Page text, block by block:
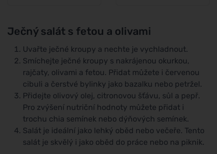
Ječný salát s fetou a olivami
Uvařte ječné kroupy a nechte je vychladnout.
Smíchejte ječné kroupy s nakrájenou okurkou,
rajčaty, olivami a fetou. Přidat můžete i červenou
cibuli a čerstvé bylinky jako bazalku nebo petržel.
Přidejte olivový olej, citronovou šťávu, sůl a pepř.
Pro zvýšení nutriční hodnoty můžete přidat i
trochu chia semínek nebo dýňových semínek.
Salát je ideální jako lehký oběd nebo večeře. Tento
salát je skvělý i jako oběd do práce nebo na piknik.